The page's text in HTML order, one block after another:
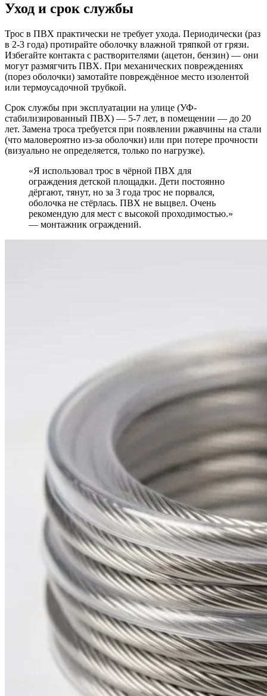
Уход и срок службы
Трос в ПВХ практически не требует ухода. Периодически (раз
в 2-3 года) протирайте оболочку влажной тряпкой от грязи.
Избегайте контакта с растворителями (ацетон, бензин) — они
могут размягчить ПВХ. При механических повреждениях
(порез оболочки) замотайте повреждённое место изолентой
или термоусадочной трубкой.
Срок службы при эксплуатации на улице (УФ-
стабилизированный ПВХ) — 5-7 лет, в помещении — до 20
лет. Замена троса требуется при появлении ржавчины на стали
(что маловероятно из-за оболочки) или при потере прочности
(визуально не определяется, только по нагрузке).
«Я использовал трос в чёрной ПВХ для
ограждения детской площадки. Дети постоянно
дёргают, тянут, но за 3 года трос не порвался,
оболочка не стёрлась. ПВХ не выцвел. Очень
рекомендую для мест с высокой проходимостью.»
— монтажник ограждений.